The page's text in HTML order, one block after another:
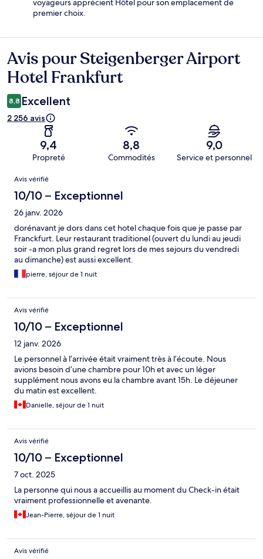
voyageurs apprécient Hôtel pour son emplacement de
premier choix.
Avis
Avis pour Steigenberger Airport
Hotel Frankfurt
8,8 Excellent
2 256 avis
9,4
Propreté
8,8
Commodités
9,0
Service et personnel
Avis
Avis vérifié
10/10 – Exceptionnel
26 janv. 2026
dorénavant je dors dans cet hotel chaque fois que je passe par
Franckfurt. Leur restaurant traditionel (ouvert du lundi au jeudi
soir -a mon plus grand regret lors de mes sejours du vendredi
au dimanche) est aussi excellent.
pierre, séjour de 1 nuit
Avis vérifié
10/10 – Exceptionnel
12 janv. 2026
Le personnel à l’arrivée était vraiment très à l’écoute. Nous
avions besoin d’une chambre pour 10h et avec un léger
supplément nous avons eu la chambre avant 15h. Le déjeuner
du matin est excellent.
Danielle, séjour de 1 nuit
Avis vérifié
10/10 – Exceptionnel
7 oct. 2025
La personne qui nous a accueillis au moment du Check-in était
vraiment professionnelle et avenante.
Jean-Pierre, séjour de 1 nuit
Avis vérifié